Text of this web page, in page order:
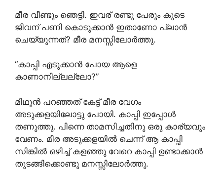
മീര വീണ്ടും ഞെട്ടി. ഇവര് രണ്ടു പേരും കൂടെ
ജീവന് പണി കൊടുക്കാൻ ഇതാണോ പ്ലാൻ
ചെയ്യുന്നത്? മീര മനസ്സിലോർത്തു.
“കാപ്പി എടുക്കാൻ പോയ ആളെ
കാണാനില്ലല്ലോ?”
മിഥുൻ പറഞ്ഞത് കേട്ട് മീര വേഗം
അടുക്കളയിലോട്ടു പോയി. കാപ്പി ഇപ്പോൾ
തണുത്തു. പിന്നെ താമസിച്ചതിനു ഒരു കാര്യവും
വേണം. മീര അടുക്കളയിൽ ചെന്ന് ആ കാപ്പി
സിങ്കിൽ ഒഴിച്ച് കളഞ്ഞു വേറെ കാപ്പി ഉണ്ടാക്കാൻ
തുടങ്ങിക്കൊണ്ടു മനസ്സിലോർത്തു.